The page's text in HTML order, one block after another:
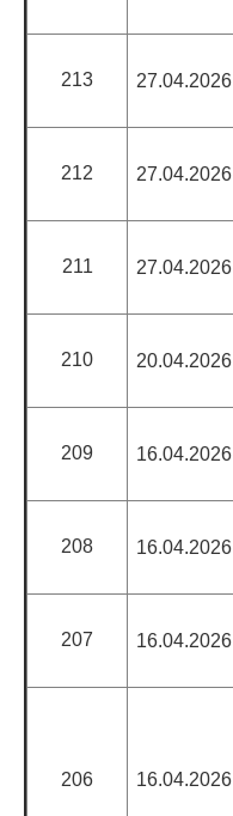
213 27.04.2026
212 27.04.2026
211 27.04.2026
210 20.04.2026
209 16.04.2026
208 16.04.2026
207 16.04.2026
206 16.04.2026